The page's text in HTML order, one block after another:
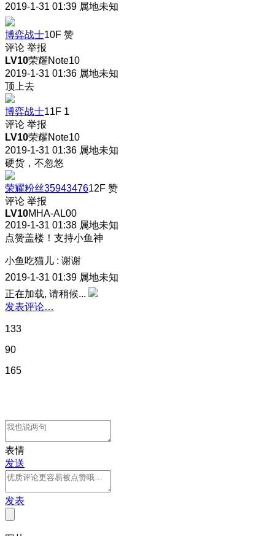
2019-1-31 01:39 属地未知
博弈战士10F 赞
评论 举报
LV10荣耀Note10
2019-1-31 01:36 属地未知
顶上去
博弈战士11F 1
评论 举报
LV10荣耀Note10
2019-1-31 01:36 属地未知
硬货，不忽悠
荣耀粉丝3594347612F 赞
评论 举报
LV10MHA-AL00
2019-1-31 01:38 属地未知
点赞盖楼！支持小鱼神
小鱼吃猫儿 : 谢谢
2019-1-31 01:39 属地未知
正在加载, 请稍候...
发表评论…
133
90
165
表情
发送
发表